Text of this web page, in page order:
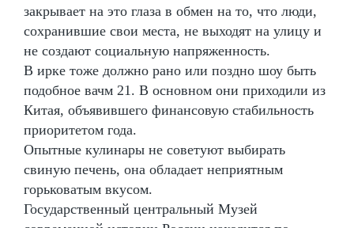
закрывает на это глаза в обмен на то, что люди,
сохранившие свои места, не выходят на улицу и
не создают социальную напряженность.
В ирке тоже должно рано или поздно шоу быть
подобное вачм 21. В основном они приходили из
Китая, объявившего финансовую стабильность
приоритетом года.
Опытные кулинары не советуют выбирать
свиную печень, она обладает неприятным
горьковатым вкусом.
Государственный центральный Музей